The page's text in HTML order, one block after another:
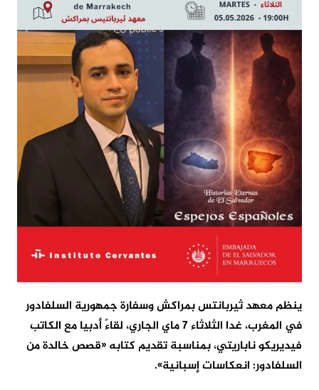
ينظم معهد ثيربانتس بمراكش وسفارة جمهورية السلفادور
في المغرب، غدا الثلاثاء 7 ماي الجاري، لقاءً أدبيا مع الكاتب
فيديريكو ناباريتي، بمناسبة تقديم كتابه «قصص خالدة من
السلفادور: انعكاسات إسبانية».